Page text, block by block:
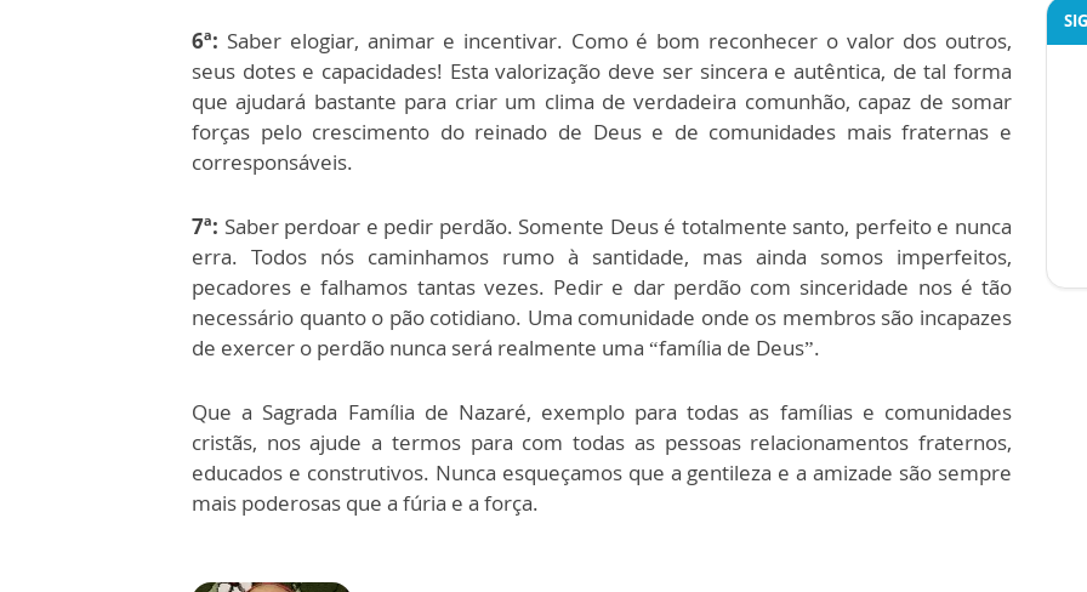
6ª: Saber elogiar, animar e incentivar. Como é bom reconhecer o valor dos outros,
seus dotes e capacidades! Esta valorização deve ser sincera e autêntica, de tal forma
que ajudará bastante para criar um clima de verdadeira comunhão, capaz de somar
forças pelo crescimento do reinado de Deus e de comunidades mais fraternas e
corresponsáveis.
7ª: Saber perdoar e pedir perdão. Somente Deus é totalmente santo, perfeito e nunca
erra. Todos nós caminhamos rumo à santidade, mas ainda somos imperfeitos,
pecadores e falhamos tantas vezes. Pedir e dar perdão com sinceridade nos é tão
necessário quanto o pão cotidiano. Uma comunidade onde os membros são incapazes
de exercer o perdão nunca será realmente uma “família de Deus”.
Que a Sagrada Família de Nazaré, exemplo para todas as famílias e comunidades
cristãs, nos ajude a termos para com todas as pessoas relacionamentos fraternos,
educados e construtivos. Nunca esqueçamos que a gentileza e a amizade são sempre
mais poderosas que a fúria e a força.